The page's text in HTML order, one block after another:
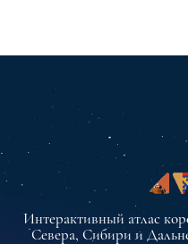
Интерактивный атлас
Севера, Сибири и